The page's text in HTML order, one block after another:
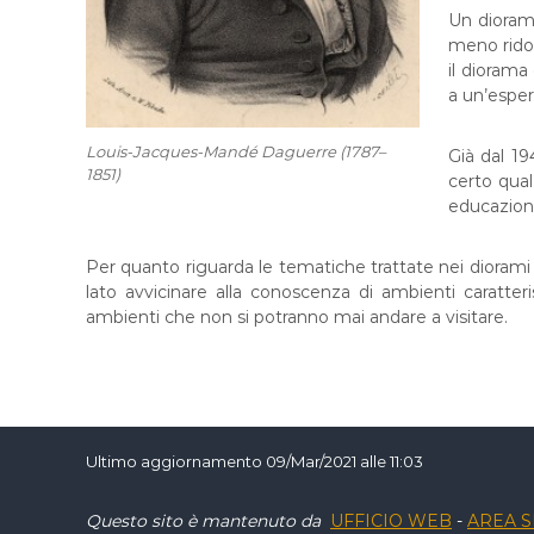
Louis-Jacques-Mandé Daguerre (1787–
1851)
Un
meno
il
a
Già dal
certo
Per quanto riguarda le tematiche trattate nei
lato avvicinare alla conoscenza di ambienti
ambienti che non si potranno mai andare a visitare.
Ultimo aggiornamento 09/Mar/2021 alle 11:03
Questo sito è mantenuto da UFFICIO WEB - AREA